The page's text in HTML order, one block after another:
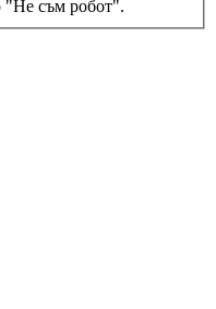
"Не съм робот".